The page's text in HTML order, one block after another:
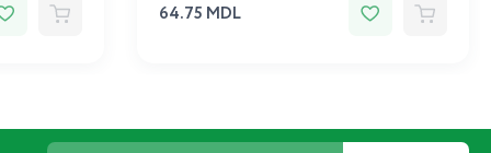
64.75 MDL